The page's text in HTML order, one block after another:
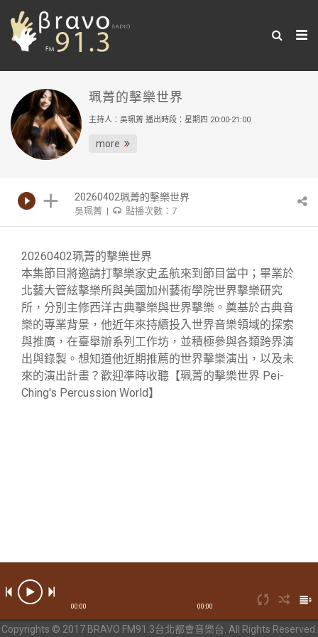
珮菁的擊樂世界
主持人：吳珮菁 播出時段：星期四 20:00-21:00
more
00:00 00:00
Copyrights © 2017 BRAVO FM91.3台北都會音樂台. All Rights Reserved.
20260402珮菁的擊樂世界
吳珮菁 | 點播次數：7
20260402珮菁的擊樂世界
本集節目將邀請打擊樂家史孟航來到節目當中；畢業於
北藝大管絃擊樂所與美國加州藝術學院世界擊樂研究
所，分別主修西洋古典擊樂與世界擊樂。奠基於古典音
樂的專業背景，他近年來持續投入世界音樂領域的探索
與推廣，在臺舉辦系列工作坊，並積極參與各類跨界演
出與錄製。想知道他近期推薦的世界擊樂演出，以及未
來的演出計畫？歡迎準時收聽【珮菁的擊樂世界 Pei-
Ching's Percussion World】